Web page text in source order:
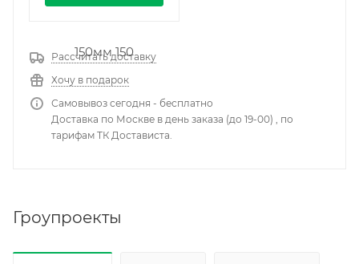
Рассчитать доставку
Хочу в подарок
Самовывоз сегодня - бесплатно
Доставка по Москве в день заказа (до 19-00) , по
тарифам ТК Достависта.
Гроупроекты